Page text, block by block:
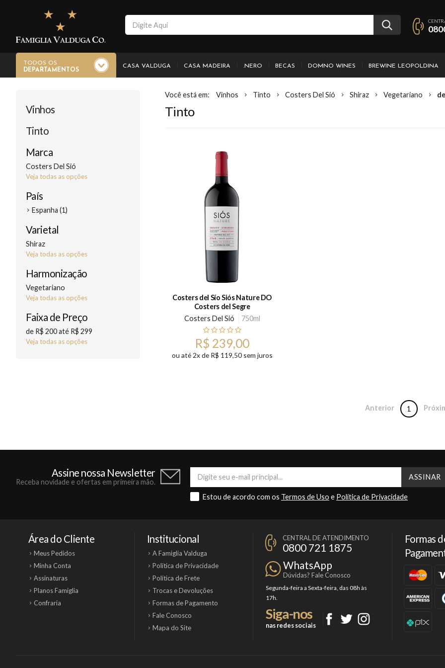
TODOS OS
DEPARTAMENTOS
CASA VALDUGA CASA MADEIRA .NERO BECAS DOMNO WINES BREWINE LEOPOLDINA
Vinhos
Tinto
Marca
Costers Del Sió
Veja todas as opções
País
Espanha (1)
Varietal
Shiraz
Veja todas as opções
Harmonização
Vegetariano
Veja todas as opções
Faixa de Preço
de R$ 200 até R$ 299
Veja todas as opções
Vinhos Tinto Costers Del Sió Shiraz Vegetariano
Tinto
Costers del Sío Siós Nature DO
Costers del Segre
Costers Del Sió
750ml
R$ 239,00
ou até 2x de R$ 119,50 sem juros
Anterior 1
Assine nossa Newsletter
Receba novidade e ofertas em primeira mão.
Estou de acordo com os Termos de Uso e Política de Privacidade
Área do Cliente
Meus Pedidos
Minha Conta
Assinaturas
Planos Famiglia
Confraria
Institucional
A Famiglia Valduga
Política de Privacidade
Política de Frete
Trocas e Devoluções
Formas de Pagamento
Fale Conosco
Mapa do Site
CENTRAL DE ATENDIMENTO
0800 721 1875
WhatsApp
Dúvidas? Fale Conosco
Segunda-feira a Sexta-feira, das 08h às
17h.
Siga-nos
nas redes sociais
Formas